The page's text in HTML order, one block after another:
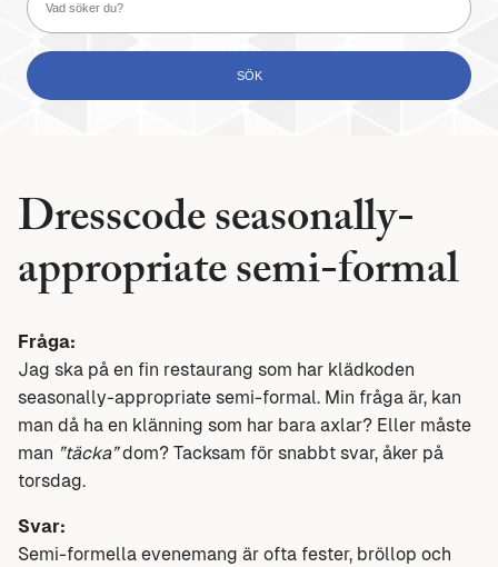
Dresscode seasonally-
appropriate semi-formal
Fråga:
Jag ska på en fin restaurang som har klädkoden
seasonally-appropriate semi-formal. Min fråga är, kan
man då ha en klänning som har bara axlar? Eller måste
man ”täcka”dom? Tacksam för snabbt svar, åker på
torsdag.
Svar:
Semi-formella evenemang är ofta fester, bröllop och